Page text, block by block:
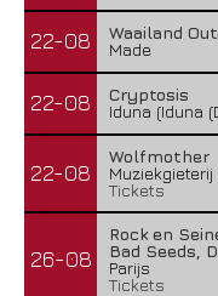
22-08
Waailand
Made
22-08
Cryptosis
Iduna (Iduna
22-08
Wolfmother
Tickets
26-08
Rock en
Bad Seeds,
Parijs
Tickets